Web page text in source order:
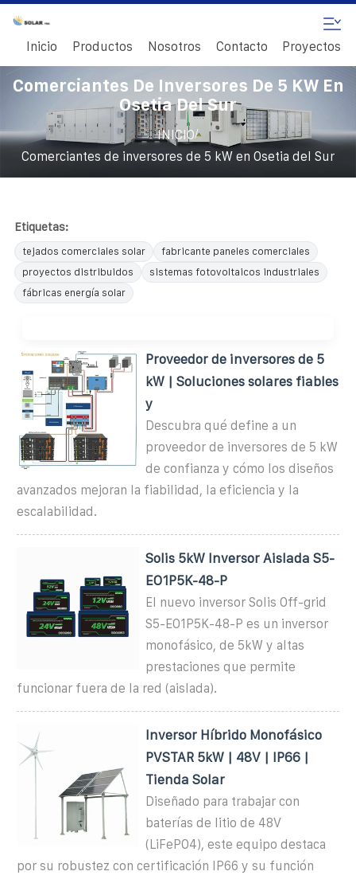
Inicio Productos Nosotros Contacto Proyectos
Comerciantes De Inversores De 5 KW En
Osetia Del Sur
INICIO/
Comerciantes de inversores de 5 kW en Osetia del Sur
Etiquetas:
tejados comerciales solar
fabricante paneles comerciales
proyectos distribuidos
sistemas fotovoltaicos industriales
fábricas energía solar
Proveedor de inversores de 5
kW | Soluciones solares fiables
y
Descubra qué define a un
proveedor de inversores de 5 kW
de confianza y cómo los diseños
avanzados mejoran la fiabilidad, la eficiencia y la
escalabilidad.
Solis 5kW Inversor Aislada S5-
EO1P5K-48-P
El nuevo inversor Solis Off-grid
S5-EO1P5K-48-P es un inversor
monofásico, de 5kW y altas
prestaciones que permite
funcionar fuera de la red (aislada).
Inversor Híbrido Monofásico
PVSTAR 5kW | 48V | IP66 |
Tienda Solar
Diseñado para trabajar con
baterías de litio de 48V
(LiFePO4), este equipo destaca
por su robustez con certificación IP66 y su función